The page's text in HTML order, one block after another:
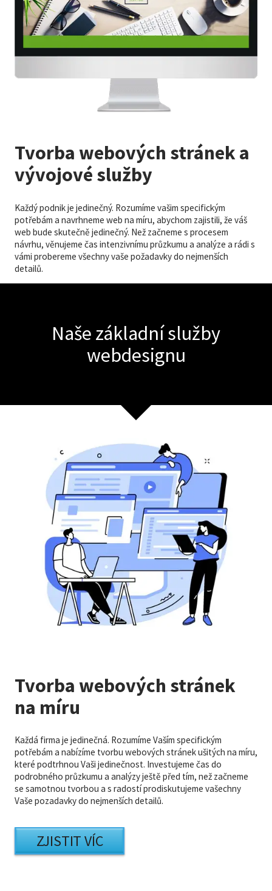
Tvorba webových stránek a
vývojové služby
Každý podnik je jedinečný. Rozumíme vašim specifickým
potřebám a navrhneme web na míru, abychom zajistili, že váš
web bude skutečně jedinečný. Než začneme s procesem
návrhu, věnujeme čas intenzivnímu průzkumu a analýze a rádi s
vámi probereme všechny vaše požadavky do nejmenších
detailů.
Naše základní služby
webdesignu
Tvorba webových stránek
na míru
Každá firma je jedinečná. Rozumíme Vaším specifickým
potřebám a nabízíme tvorbu webových stránek ušitých na míru,
které podtrhnou Vaši jedinečnost. Investujeme čas do
podrobného průzkumu a analýzy ještě před tím, než začneme
se samotnou tvorbou a s radostí prodiskutujeme vašechny
Vaše pozadavky do nejmenších detailů.
ZJISTIT VÍC